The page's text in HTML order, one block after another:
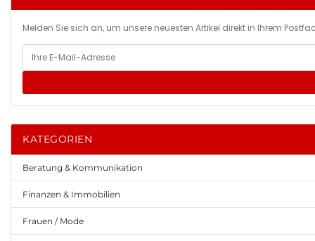
Melden Sie sich an, um unsere neuesten Artikel direkt in Ihrem
KATEGORIEN
Beratung & Kommunikation
Finanzen & Immobilien
Frauen / Mode